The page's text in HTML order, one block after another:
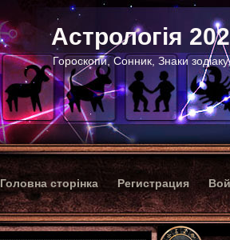
Астрологія
Гороскопи, Сонник, Знаки
Головна сторінка Регистрация